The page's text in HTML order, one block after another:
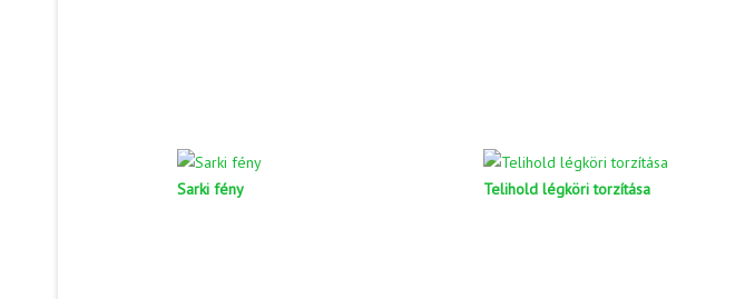
Sarki fény Telihold légköri torzítása